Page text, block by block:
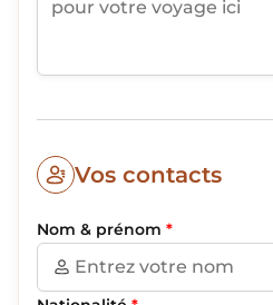
Vos contacts
Nom & prénom *